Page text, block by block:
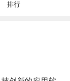
排行